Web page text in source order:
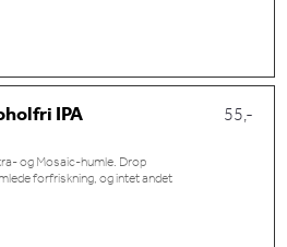
IPA 55,-
og Mosaic-humle. Drop
forfriskning, og intet andet